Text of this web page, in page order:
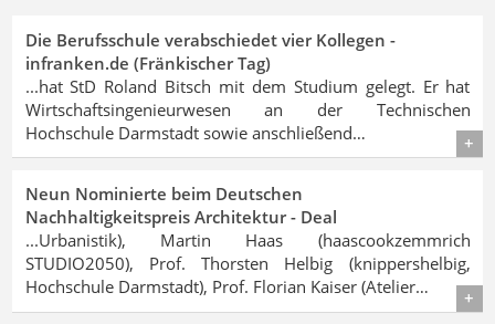
Die Berufsschule verabschiedet vier Kollegen -
infranken.de (Fränkischer Tag)
...hat StD Roland Bitsch mit dem Studium gelegt. Er hat
Wirtschaftsingenieurwesen an der Technischen
Hochschule Darmstadtsowie anschließend…
Details
Neun Nominierte beim Deutschen
Nachhaltigkeitspreis Architektur - Deal
...Urbanistik), Martin Haas (haascookzemmrich
STUDIO2050), Prof. Thorsten Helbig (knippershelbig,
Hochschule Darmstadt), Prof. Florian Kaiser (Atelier…
Details